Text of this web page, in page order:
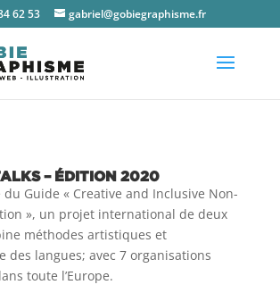
62 53 gabriel@gobiegraphisme.fr
– ÉDITION 2020
du Guide « Creative and Inclusive Non-
», un projet international de deux
méthodes artistiques et
des langues; avec 7 organisations
toute l’Europe.